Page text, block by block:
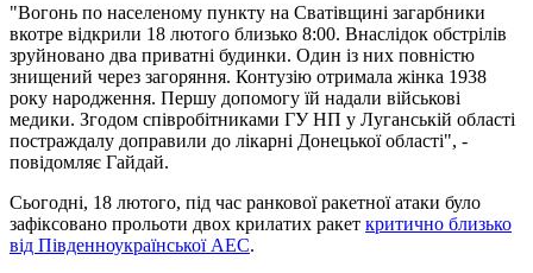
"Вогонь по населеному пункту на Сватівщині загарбники
вкотре відкрили 18 лютого близько 8:00. Внаслідок обстрілів
зруйновано два приватні будинки. Один із них повністю
знищений через загоряння. Контузію отримала жінка 1938
року народження. Першу допомогу їй надали військові
медики. Згодом співробітниками ГУ НП у Луганській області
постраждалу доправили до лікарні Донецької області", -
повідомляє Гайдай.
Сьогодні, 18 лютого, під час ранкової ракетної атаки було
зафіксовано прольоти двох крилатих ракет критично близько
від Південноукраїнської АЕС.